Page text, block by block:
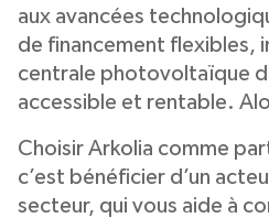
aux avancées
de financement flexibles,
centrale photovoltaïque
accessible et rentable.
Choisir Arkolia comme
c’est bénéficier d’un
secteur, qui vous aide à